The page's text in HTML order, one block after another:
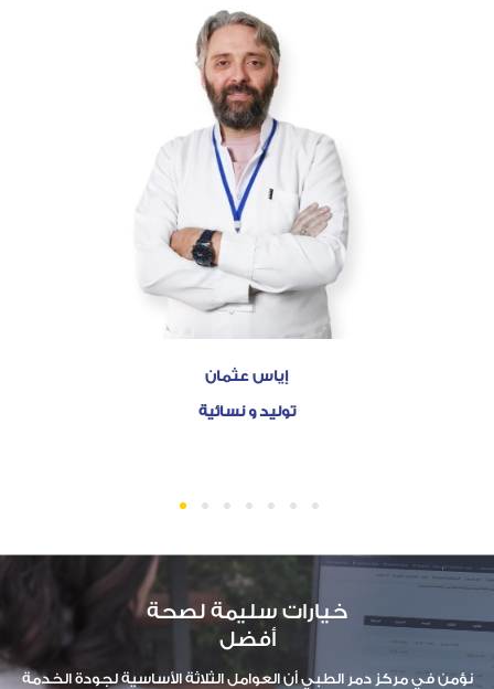
إياس عثمان
توليد و نسائية
خيارات سليمة لصحة
أفضل
نؤمن في مركز دمر الطبي أن العوامل الثلاثة الأساسية لجودة الخدمة